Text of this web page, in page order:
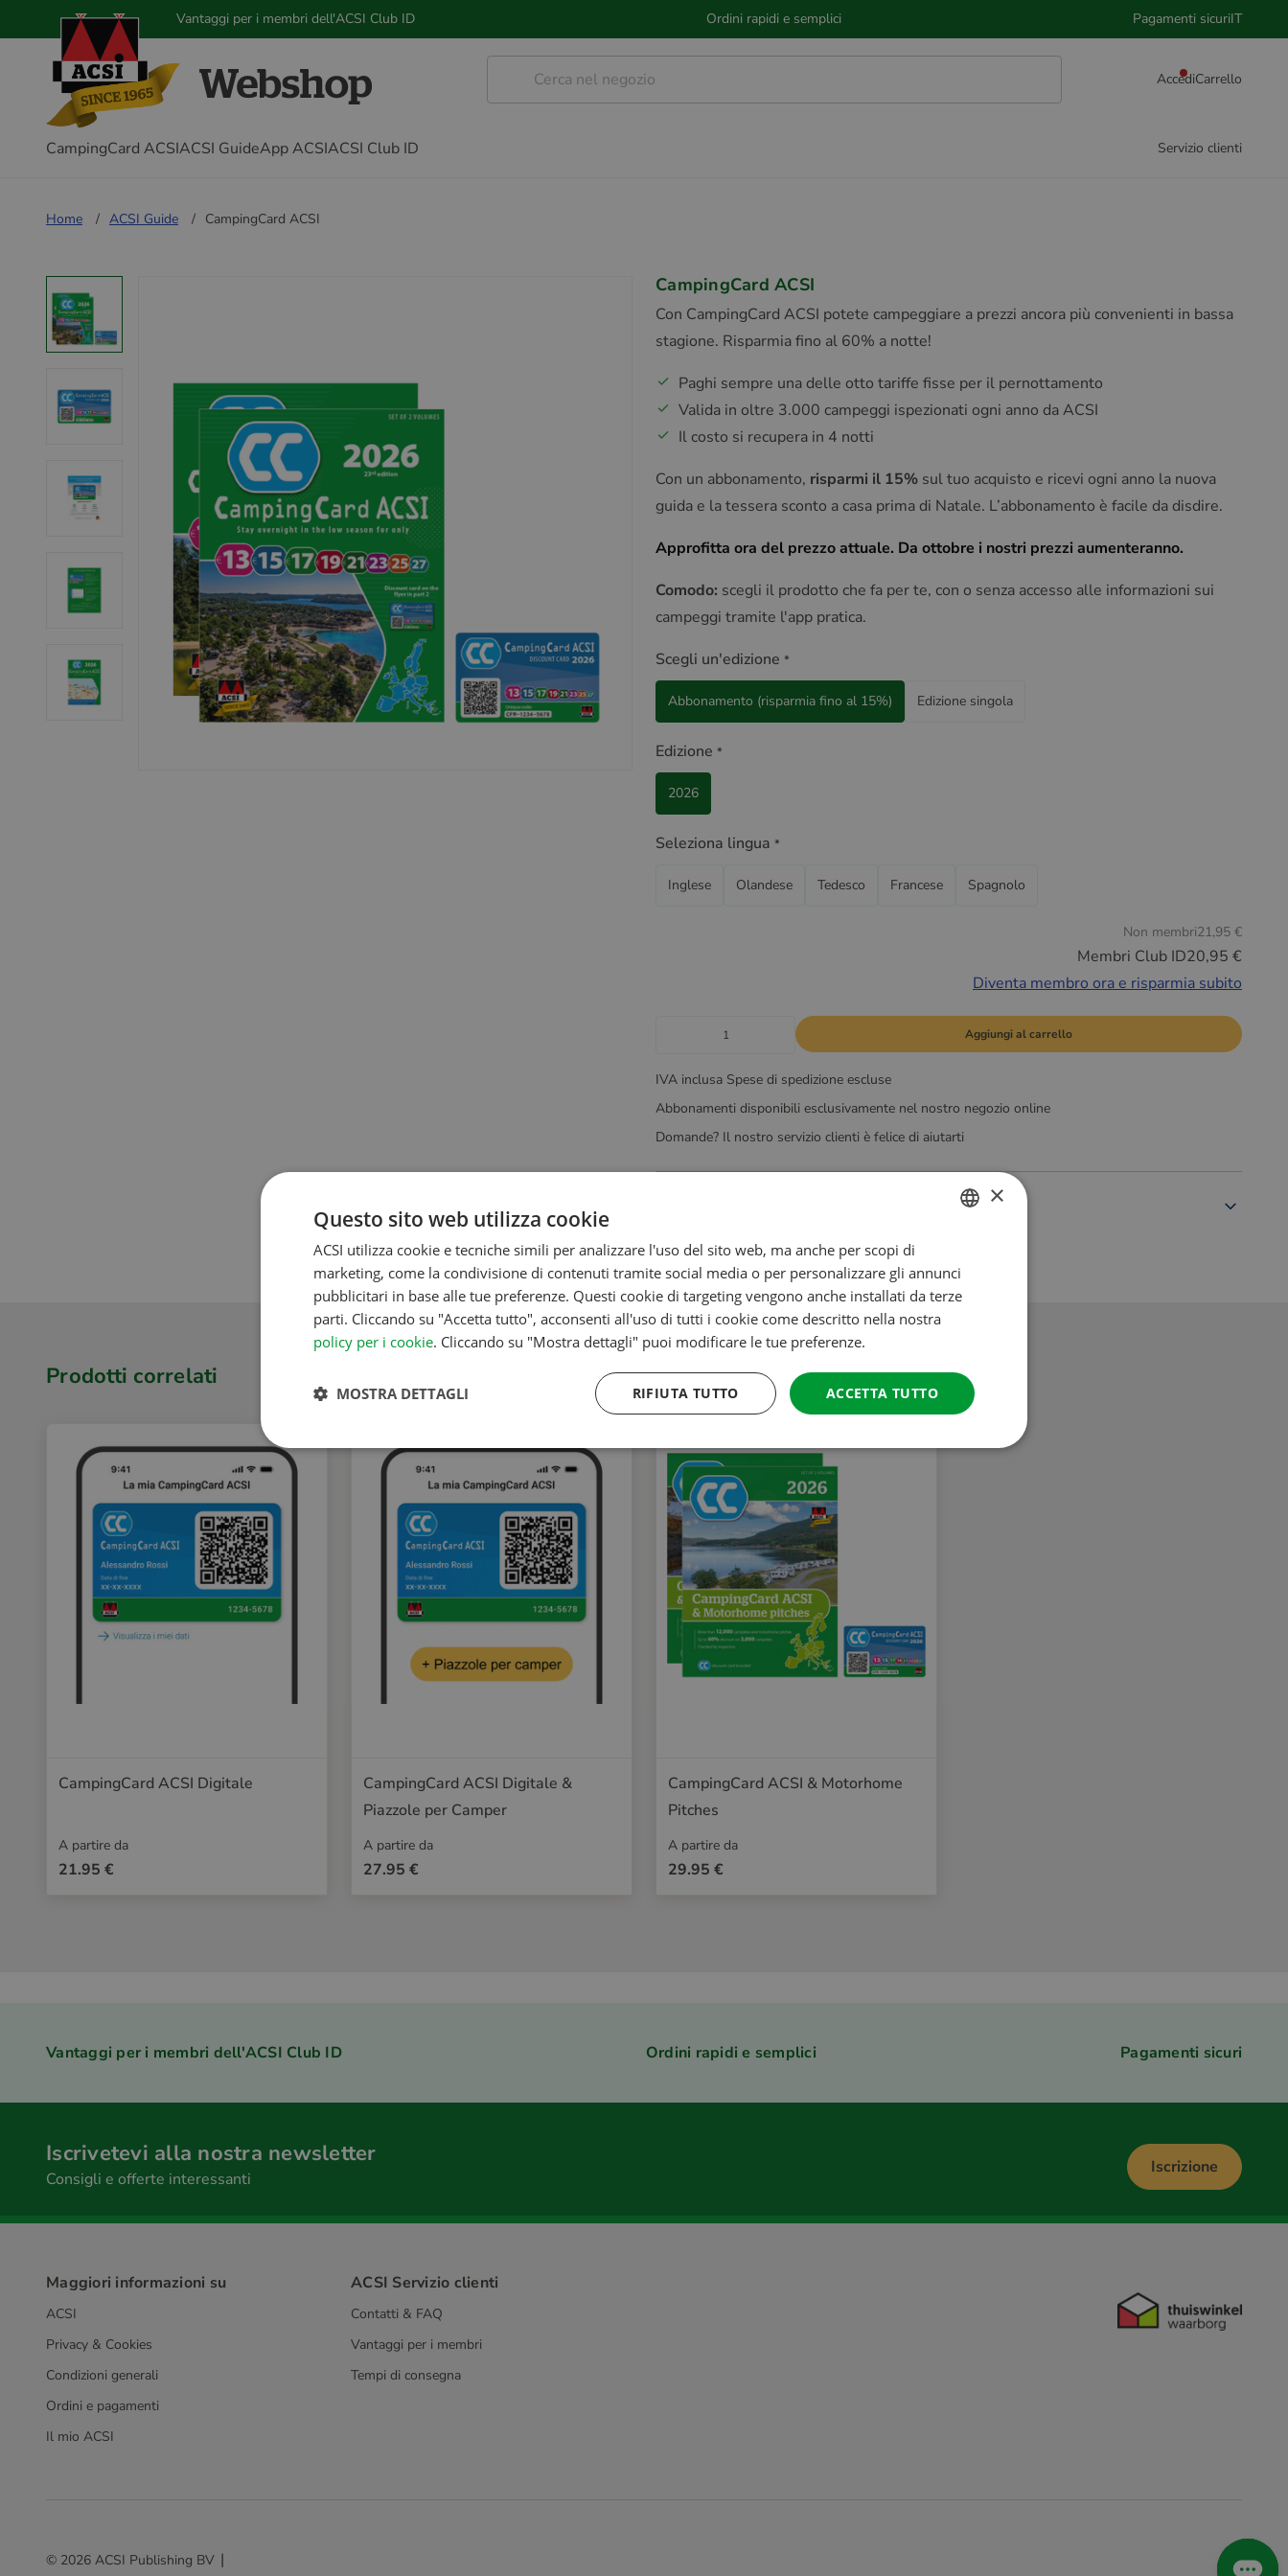
Vantaggi per i membri dell'ACSI Club ID Ordini rapidi e semplici Pagamenti sicuriIT
AccediCarrello
CampingCard ACSIACSI GuideApp ACSIACSI Club ID Servizio clienti
Home ACSI Guide CampingCard ACSI
CampingCard ACSI
Con CampingCard ACSI potete campeggiare a prezzi ancora più convenienti in bassa
stagione. Risparmia fino al 60% a notte!
Paghi sempre una delle otto tariffe fisse per il pernottamento
Valida in oltre 3.000 campeggi ispezionati ogni anno da ACSI
Il costo si recupera in 4 notti
Con un abbonamento, risparmi il 15% sul tuo acquisto e ricevi ogni anno la nuova
guida e la tessera sconto a casa prima di Natale. L’abbonamento è facile da disdire.
Approfitta ora del prezzo attuale. Da ottobre i nostri prezzi aumenteranno.
Comodo: scegli il prodotto che fa per te, con o senza accesso alle informazioni sui
campeggi tramite l'app pratica.
Scegli un'edizione *
Abbonamento (risparmia fino al 15%) Edizione singola
Edizione *
2026
Seleziona lingua *
Inglese Olandese Tedesco Francese Spagnolo
Non membri21,95 €
Membri Club ID20,95 €
Diventa membro ora e risparmia subito
Aggiungi al carrello
IVA inclusa Spese di spedizione escluse
Abbonamenti disponibili esclusivamente nel nostro negozio online
Domande? Il nostro servizio clienti è felice di aiutarti
Prodotti correlati
CampingCard ACSI Digitale
A partire da
21.95 €
CampingCard ACSI Digitale &
Piazzole per Camper
A partire da
27.95 €
CampingCard ACSI & Motorhome
Pitches
A partire da
29.95 €
Vantaggi per i membri dell'ACSI Club ID Ordini rapidi e semplici Pagamenti sicuri
Iscrivetevi alla nostra newsletter
Consigli e offerte interessanti
Iscrizione
Maggiori informazioni su
ACSI
Privacy & Cookies
Condizioni generali
Ordini e pagamenti
Il mio ACSI
ACSI Servizio clienti
Contatti & FAQ
Vantaggi per i membri
Tempi di consegna
© 2026 ACSI Publishing BV
ENGLISH
ITALIAN
DANISH
×
Questo sito web utilizza cookie
ACSI utilizza cookie e tecniche simili per analizzare l'uso del sito web, ma anche per scopi di
marketing, come la condivisione di contenuti tramite social media o per personalizzare gli annunci
pubblicitari in base alle tue preferenze. Questi cookie di targeting vengono anche installati da terze
parti. Cliccando su "Accetta tutto", acconsenti all'uso di tutti i cookie come descritto nella nostra
policy per i cookie. Cliccando su "Mostra dettagli" puoi modificare le tue preferenze.
ACCETTA TUTTO
RIFIUTA TUTTO
MOSTRA DETTAGLI